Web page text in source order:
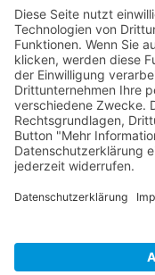
Unternehmen
Service
Media
© 2026 -
AGB